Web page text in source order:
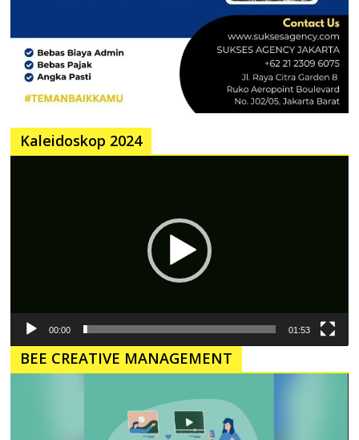
Kaleidoskop 2024
00:00 01:53
BEE CREATIVE MANAGEMENT